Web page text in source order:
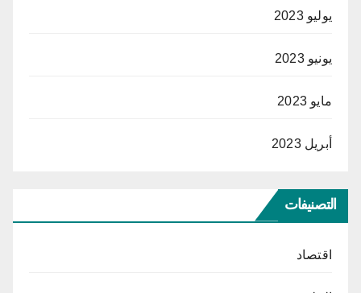
يوليو 2023
يونيو 2023
مايو 2023
أبريل 2023
التصنيفات
اقتصاد